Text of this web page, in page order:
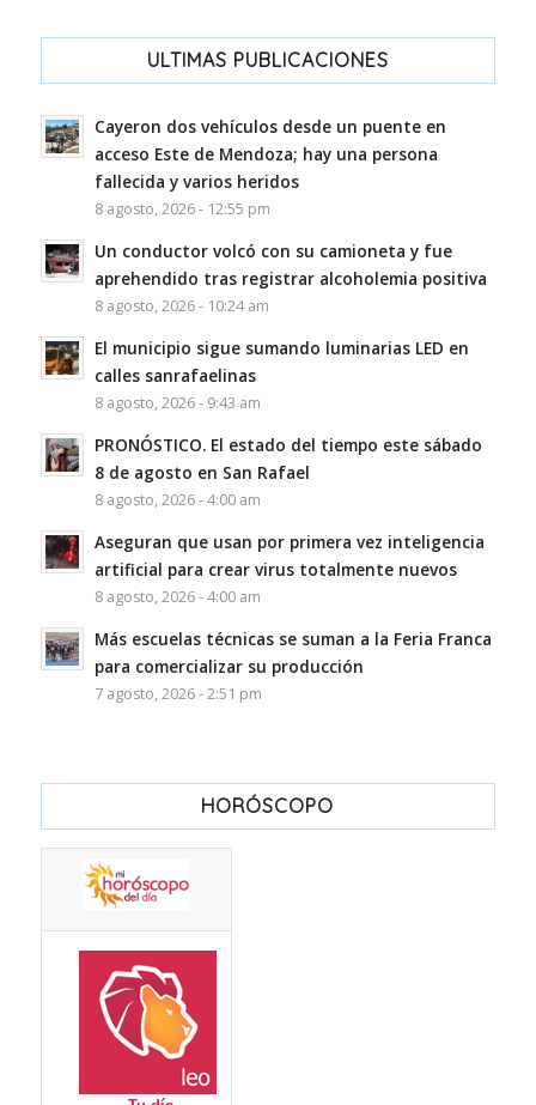
ULTIMAS PUBLICACIONES
Cayeron dos vehículos desde un puente en
acceso Este de Mendoza; hay una persona
fallecida y varios heridos
8 agosto, 2026 - 12:55 pm
Un conductor volcó con su camioneta y fue
aprehendido tras registrar alcoholemia positiva
8 agosto, 2026 - 10:24 am
El municipio sigue sumando luminarias LED en
calles sanrafaelinas
8 agosto, 2026 - 9:43 am
PRONÓSTICO. El estado del tiempo este sábado
8 de agosto en San Rafael
8 agosto, 2026 - 4:00 am
Aseguran que usan por primera vez inteligencia
artificial para crear virus totalmente nuevos
8 agosto, 2026 - 4:00 am
Más escuelas técnicas se suman a la Feria Franca
para comercializar su producción
7 agosto, 2026 - 2:51 pm
HORÓSCOPO